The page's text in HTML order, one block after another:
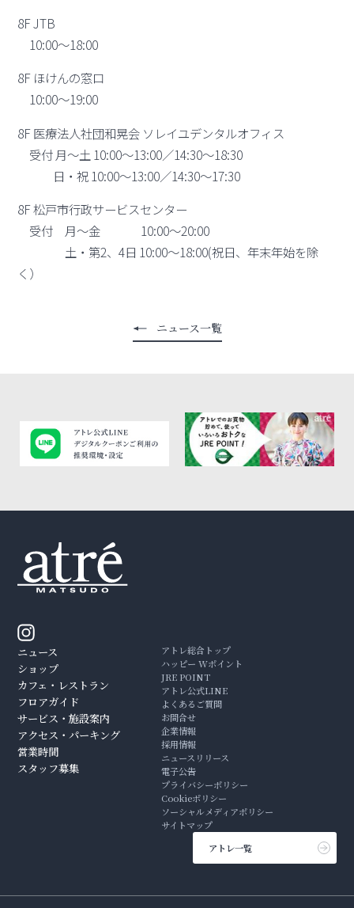
8F JTB
10:00〜18:00
8F ほけんの窓口
10:00〜19:00
8F 医療法人社団和晃会 ソレイユデンタルオフィス
受付 月～土 10:00～13:00／14:30～18:30
日・祝 10:00～13:00／14:30～17:30
8F 松戸市行政サービスセンター
受付 月～金 10:00〜20:00
土・第2、4日 10:00～18:00(祝日、年末年始を除
く）
ニュース一覧
ニュース
ショップ
カフェ・レストラン
フロアガイド
サービス・施設案内
アクセス・パーキング
営業時間
スタッフ募集
アトレ総合トップ
ハッピー Wポイント
JRE POINT
アトレ公式LINE
よくあるご質問
お問合せ
企業情報
採用情報
ニュースリリース
電子公告
プライバシーポリシー
Cookieポリシー
ソーシャルメディアポリシー
サイトマップ
アトレ一覧